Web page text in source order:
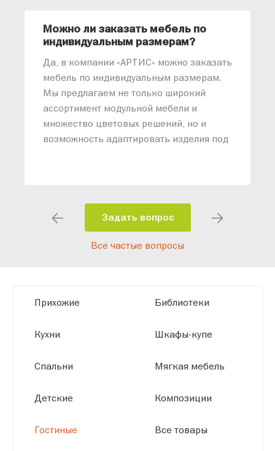
Можно ли заказать мебель по
индивидуальным размерам?
Да, в компании «АРТИС» можно заказать
мебель по индивидуальным размерам.
Мы предлагаем не только широкий
ассортимент модульной мебели и
множество цветовых решений, но и
возможность адаптировать изделия под
помещения и личные пожелания.
Благодаря современному
высокотехнологичному оборудованию
размерам.
Задать вопрос
Все частые вопросы
Прихожие
Кухни
Спальни
Детские
Гостиные
Библиотеки
Шкафы-купе
Мягкая мебель
Композиции
Все товары